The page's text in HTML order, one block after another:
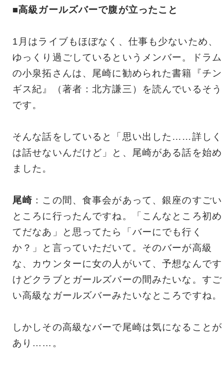
■高級ガールズバーで腹が立ったこと
1月はライブもほぼなく、仕事も少ないため、
ゆっくり過ごしているというメンバー。ドラム
の小泉拓さんは、尾崎に勧められた書籍『チン
ギス紀』（著者：北方謙三）を読んでいるそう
です。
そんな話をしていると「思い出した……詳しく
は話せないんだけど」と、尾崎がある話を始め
ました。
尾崎 ：この間、食事会があって、銀座のすごい
ところに行ったんですね。「こんなところ初め
てだなあ」と思ってたら「バーにでも行く
か？」と言っていただいて。そのバーが高級
な、カウンターに女の人がいて、予想なんです
けどクラブとガールズバーの間みたいな。すご
い高級なガールズバーみたいなところですね。
しかしその高級なバーで尾崎は気になることが
あり……。